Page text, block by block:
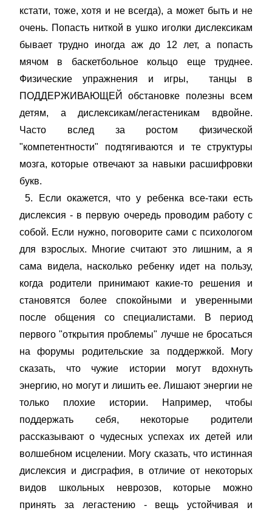
кстати, тоже, хотя и не всегда), а может быть и не
очень. Попасть ниткой в ушко иголки дислексикам
бывает трудно иногда аж до 12 лет, а попасть
мячом в баскетбольное кольцо еще труднее.
Физические упражнения и игры, танцы в
ПОДДЕРЖИВАЮЩЕЙ обстановке полезны всем
детям, а дислексикам/легастеникам вдвойне.
Часто вслед за ростом физической
"компетентности" подтягиваются и те структуры
мозга, которые отвечают за навыки расшифровки
букв.
5. Если окажется, что у ребенка все-таки есть
дислексия - в первую очередь проводим работу с
собой. Если нужно, поговорите сами с психологом
для взрослых. Многие считают это лишним, а я
сама видела, насколько ребенку идет на пользу,
когда родители принимают какие-то решения и
становятся более спокойными и уверенными
после общения со специалистами. В период
первого "открытия проблемы" лучше не бросаться
на форумы родительские за поддержкой. Могу
сказать, что чужие истории могут вдохнуть
энергию, но могут и лишить ее. Лишают энергии не
только плохие истории. Например, чтобы
поддержать себя, некоторые родители
рассказывают о чудесных успехах их детей или
волшебном исцелении. Могу сказать, что истинная
дислексия и дисграфия, в отличие от некоторых
видов школьных неврозов, которые можно
принять за легастению - вещь устойчивая и